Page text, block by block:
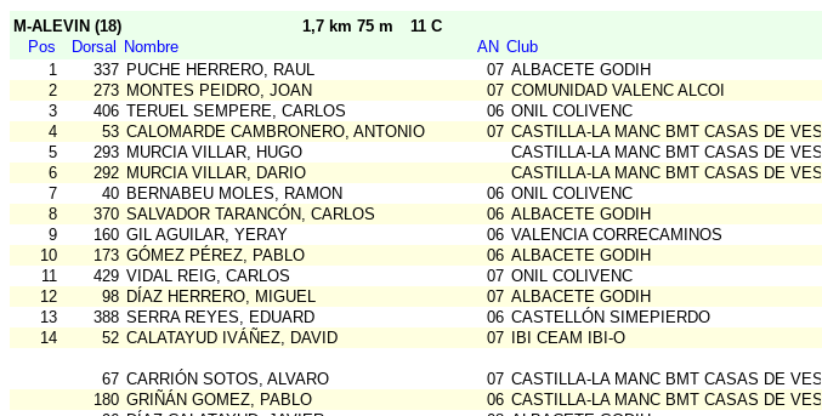
M-ALEVIN (18) 1,7 km 75 m
11 C
Pos
Dorsal Nombre AN Club
1
337 PUCHE HERRERO, RAUL 07 ALBACETE GODIH
2
273 MONTES PEIDRO, JOAN 07 COMUNIDAD VALENC ALCOI
3
406 TERUEL SEMPERE, CARLOS 06 ONIL COLIVENC
4
53 CALOMARDE CAMBRONERO, ANTONIO 07 CASTILLA-LA MANC BMT CASAS DE VES
5
293 MURCIA VILLAR, HUGO CASTILLA-LA MANC BMT CASAS DE VES
6
292 MURCIA VILLAR, DARIO CASTILLA-LA MANC BMT CASAS DE VES
7
40 BERNABEU MOLES, RAMON 06 ONIL COLIVENC
8
370 SALVADOR TARANCÓN, CARLOS 06 ALBACETE GODIH
9
160 GIL AGUILAR, YERAY 06 VALENCIA CORRECAMINOS
10
173 GÓMEZ PÉREZ, PABLO 06 ALBACETE GODIH
11
429 VIDAL REIG, CARLOS 07 ONIL COLIVENC
12
98 DÍAZ HERRERO, MIGUEL 07 ALBACETE GODIH
13
388 SERRA REYES, EDUARD 06 CASTELLÓN SIMEPIERDO
14
52 CALATAYUD IVÁÑEZ, DAVID 07 IBI CEAM IBI-O
67 CARRIÓN SOTOS, ALVARO 07 CASTILLA-LA MANC BMT CASAS DE VES
180 GRIÑÁN GOMEZ, PABLO 06 CASTILLA-LA MANC BMT CASAS DE VES